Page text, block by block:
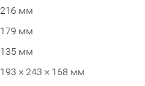
216 мм
179 мм
135 мм
193 × 243 × 168 мм